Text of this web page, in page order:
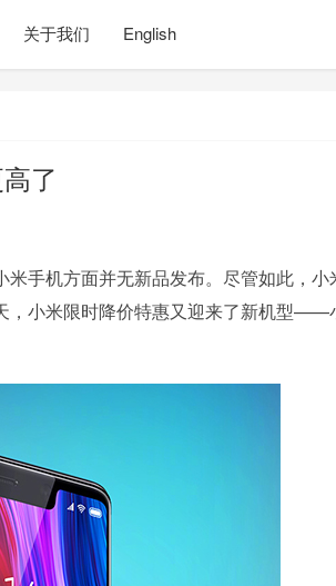
关于我们 English
了
手机方面并无新品发布。尽管如此，小
，小米限时降价特惠又迎来了新机型——